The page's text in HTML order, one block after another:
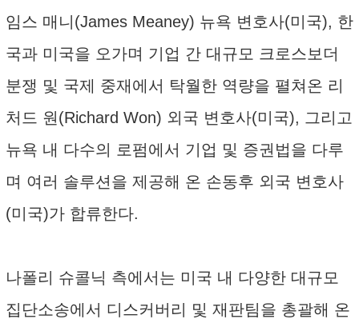
임스 매니(James Meaney) 뉴욕 변호사(미국), 한
국과 미국을 오가며 기업 간 대규모 크로스보더
분쟁 및 국제 중재에서 탁월한 역량을 펼쳐온 리
처드 원(Richard Won) 외국 변호사(미국), 그리고
뉴욕 내 다수의 로펌에서 기업 및 증권법을 다루
며 여러 솔루션을 제공해 온 손동후 외국 변호사
(미국)가 합류한다.
나폴리 슈콜닉 측에서는 미국 내 다양한 대규모
집단소송에서 디스커버리 및 재판팀을 총괄해 온